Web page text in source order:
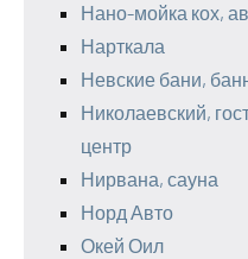
Нано-мойка кох,
Нарткала
Невские бани,
Николаевский,
центр
Нирвана, сауна
Норд Авто
Окей Оил